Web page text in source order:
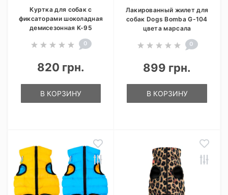
Куртка для собак с
фиксаторами шоколадная
демисезонная K-95
0
820 грн.
В КОРЗИНУ
Лакированный жилет для
собак Dogs Bomba G-104
цвета марсала
0
899 грн.
В КОРЗИНУ